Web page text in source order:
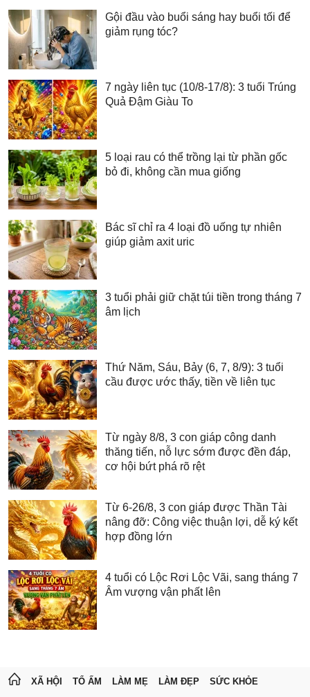
Gội đầu vào buổi sáng hay buổi tối để
giảm rụng tóc?
7 ngày liên tục (10/8-17/8): 3 tuổi Trúng
Quả Đậm Giàu To
5 loại rau có thể trồng lại từ phần gốc
bỏ đi, không cần mua giống
Bác sĩ chỉ ra 4 loại đồ uống tự nhiên
giúp giảm axit uric
3 tuổi phải giữ chặt túi tiền trong tháng 7
âm lịch
Thứ Năm, Sáu, Bảy (6, 7, 8/9): 3 tuổi
cầu được ước thấy, tiền về liên tục
Từ ngày 8/8, 3 con giáp công danh
thăng tiến, nỗ lực sớm được đền đáp,
cơ hội bứt phá rõ rệt
Từ 6-26/8, 3 con giáp được Thần Tài
nâng đỡ: Công việc thuận lợi, dễ ký kết
hợp đồng lớn
4 tuổi có Lộc Rơi Lộc Vãi, sang tháng 7
Âm vượng vận phất lên
XÃ HỘI TỔ ẤM LÀM MẸ LÀM ĐẸP SỨC KHỎE